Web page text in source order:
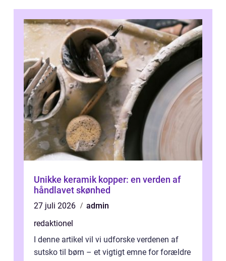
Unikke keramik kopper: en verden af
håndlavet skønhed
27 juli 2026
admin
redaktionel
I denne artikel vil vi udforske verdenen af
sutsko til børn – et vigtigt emne for forældre